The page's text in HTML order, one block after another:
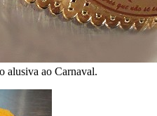
alusiva ao Carnaval.